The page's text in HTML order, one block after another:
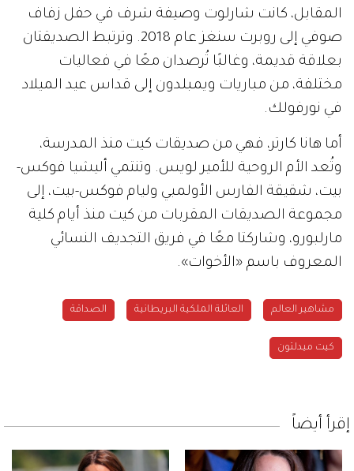
المقابل، كانت شارلوت وصيفة شرف في حفل زفاف
صوفي إلى روبرت سنغز عام 2018. وترتبط الصديقتان
بعلاقة قديمة، وغالبًا تُرصدان معًا في فعاليات
مختلفة، من مباريات ويمبلدون إلى قداس عيد الميلاد
في نورفولك.
أما هانا كارتر، فهي من صديقات كيت منذ المدرسة،
وتُعد الأم الروحية للأمير لويس. وتنتمي أليشيا فوكس-
بيت، شقيقة الفارس الأولمبي وليام فوكس-بيت، إلى
مجموعة الصديقات المقربات من كيت منذ أيام كلية
مارلبورو، وشاركتا معًا في فريق التجديف النسائي
المعروف باسم «الأخوات».
مشاهير العالم العائلة الملكية البريطانية الصداقة
كيت ميدلتون
إقرأ أيضاً